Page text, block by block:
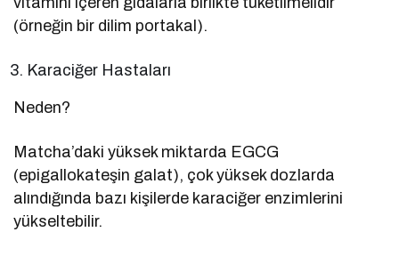
(örneğin bir dilim portakal).
Karaciğer Hastaları
Neden?
Matcha’daki yüksek miktarda EGCG
(epigallokateşin galat), çok yüksek dozlarda
alındığında bazı kişilerde karaciğer enzimlerini
yükseltebilir.